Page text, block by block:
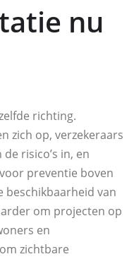
nu
richting.
zich op, verzekeraars
risico’s in, en
preventie boven
beschikbaarheid van
om projecten op
en
zichtbare